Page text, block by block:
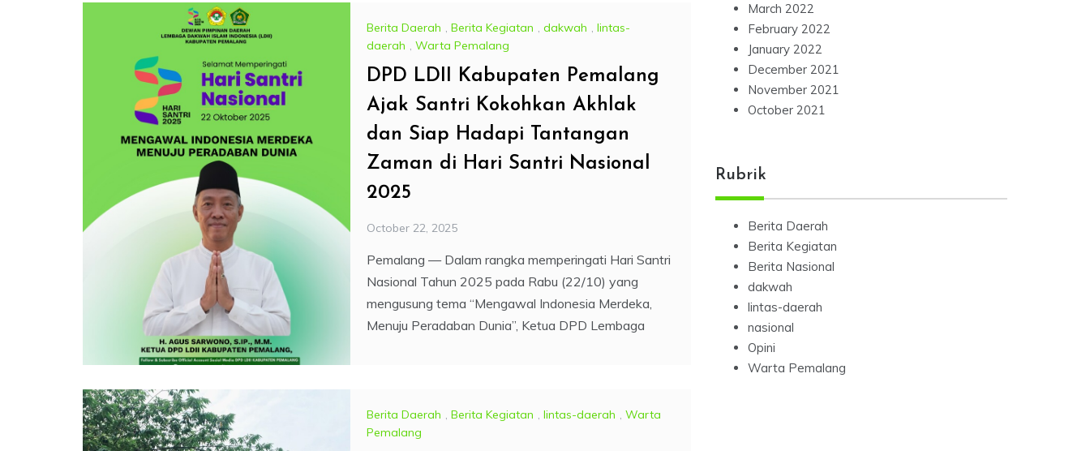
Berita Daerah , Berita Kegiatan , dakwah , lintas-
daerah , Warta Pemalang
DPD LDII Kabupaten Pemalang
Ajak Santri Kokohkan Akhlak
dan Siap Hadapi Tantangan
Zaman di Hari Santri Nasional
2025
October 22, 2025
Pemalang — Dalam rangka memperingati Hari Santri
Nasional Tahun 2025 pada Rabu (22/10) yang
mengusung tema “Mengawal Indonesia Merdeka,
Menuju Peradaban Dunia”, Ketua DPD Lembaga
Berita Daerah , Berita Kegiatan , lintas-daerah , Warta
Pemalang
March 2022
February 2022
January 2022
December 2021
November 2021
October 2021
Rubrik
Berita Daerah
Berita Kegiatan
Berita Nasional
dakwah
lintas-daerah
nasional
Opini
Warta Pemalang